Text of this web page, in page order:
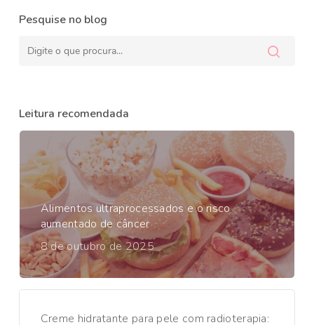
Pesquise no blog
Leitura recomendada
Alimentos ultraprocessados e o risco
aumentado de câncer
8 de outubro de 2025
Creme hidratante para pele com radioterapia: